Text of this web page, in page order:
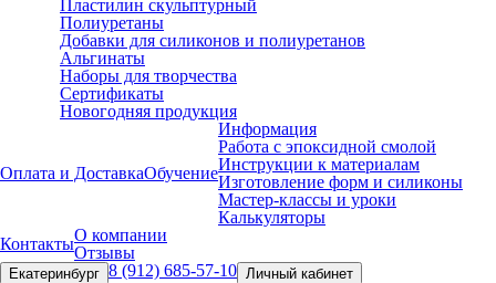
Пластилин скульптурный
Полиуретаны
Добавки для силиконов и полиуретанов
Альгинаты
Наборы для творчества
Сертификаты
Новогодняя продукция
Оплата и ДоставкаОбучение
Информация
Работа с эпоксидной смолой
Инструкции к материалам
Изготовление форм и силиконы
Мастер-классы и уроки
Калькуляторы
КонтактыО компании
Отзывы
Екатеринбург 8 (912) 685-57-10 Личный кабинет